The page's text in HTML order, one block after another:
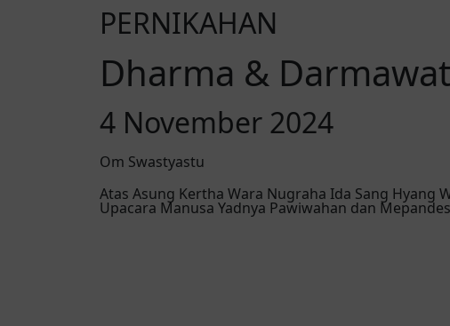
PERNIKAHAN
Dharma &
4 November 2024
Om Swastyastu
Atas Asung Kertha Wara Nugraha Ida Sang Hyang
Upacara Manusa Yadnya Pawiwahan dan